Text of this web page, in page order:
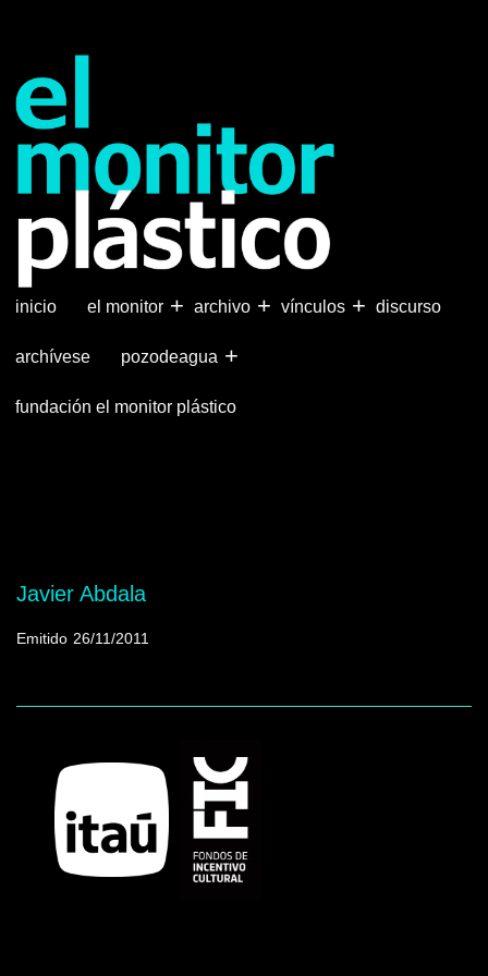
principal
inicio +
el monitor +
archivo +
vínculos discurso
archívese +
pozodeagua
fundación el monitor plástico
Javier Abdala
Emitido 26/11/2011